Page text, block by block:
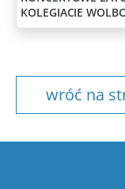
KOLEGIACIE
wróć na